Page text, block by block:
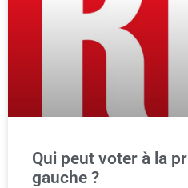
Qui peut voter à la
gauche ?